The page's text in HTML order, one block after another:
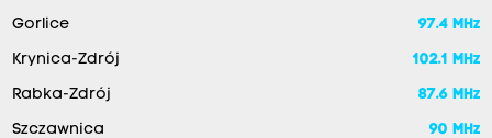
Gorlice 97.4 MHz
Krynica-Zdrój 102.1 MHz
Rabka-Zdrój 87.6 MHz
Szczawnica 90 MHz